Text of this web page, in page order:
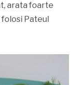
arata foarte
Pateul